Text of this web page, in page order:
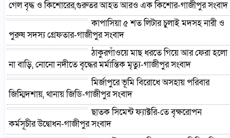
গেল বৃদ্ধ ও কিশোরের,গুরুতর আহত আরও এক কিশোর-গাজীপুর সংবাদ
কাপাসিয়া ৫ শত লিটার চুলাই মদসহ নারী ও
পুরুষ সদস্য গ্রেফতার-গাজীপুর সংবাদ
ঠাকুরগাঁওয়ে মাছ ধরতে গিয়ে আর ফেরা হলো
না বাড়ি, নোনো নদীতে বৃদ্ধের মর্মান্তিক মৃত্যু-গাজীপুর সংবাদ
মির্জাপুরে ভূমি বিরোধে অসহায় পরিবার
জিম্মিদশায়, থানায় জিডি-গাজীপুর সংবাদ
ছাতক সিমেন্ট ফ্যাক্টরি-তে বৃক্ষরোপন
কর্মসূচীর উদ্বোধন-গাজীপুর সংবাদ